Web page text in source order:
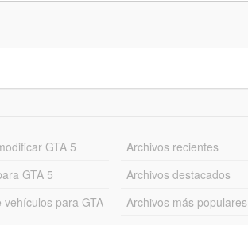
GTA 5
GTA 5
para GTA
Archivos recientes
Archivos destacados
Archivos más populares